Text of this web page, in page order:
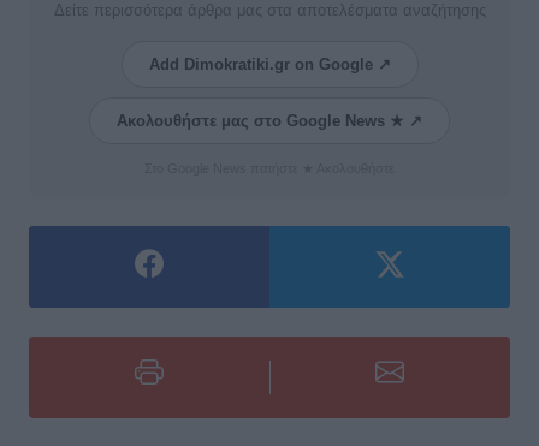
Δείτε περισσότερα άρθρα μας στα αποτελέσματα αναζήτησης
Add Dimokratiki.gr on Google ↗
Ακολουθήστε μας στο Google News ★ ↗